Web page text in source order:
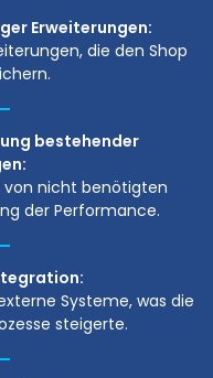
Erweiterungen:
die den Shop
bestehender
von nicht benötigten
der Performance.
Systeme, was die
steigerte.